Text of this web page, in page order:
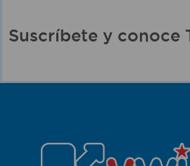
Suscríbete y conoce